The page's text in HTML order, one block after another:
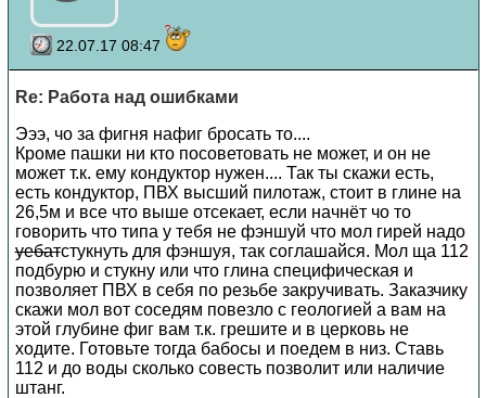
22.07.17 08:47
Re: Работа над ошибками
Эээ, чо за фигня нафиг бросать то....
Кроме пашки ни кто посоветовать не может, и он не
может т.к. ему кондуктор нужен.... Так ты скажи есть,
есть кондуктор, ПВХ высший пилотаж, стоит в глине на
26,5м и все что выше отсекает, если начнёт чо то
говорить что типа у тебя не фэншуй что мол гирей надо
уебатстукнуть для фэншуя, так соглашайся. Мол ща 112
подбурю и стукну или что глина специфическая и
позволяет ПВХ в себя по резьбе закручивать. Заказчику
скажи мол вот соседям повезло с геологией а вам на
этой глубине фиг вам т.к. грешите и в церковь не
ходите. Готовьте тогда бабосы и поедем в низ. Ставь
112 и до воды сколько совесть позволит или наличие
штанг.